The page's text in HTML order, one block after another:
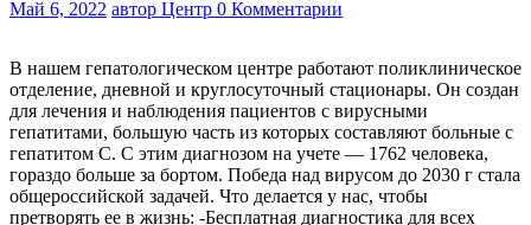
Май 6, 2022 автор Центр 0 Комментарии
В нашем гепатологическом центре работают поликлиническое
отделение, дневной и круглосуточный стационары. Он создан
для лечения и наблюдения пациентов с вирусными
гепатитами, большую часть из которых составляют больные с
гепатитом С. С этим диагнозом на учете — 1762 человека,
гораздо больше за бортом. Победа над вирусом до 2030 г стала
общероссийской задачей. Что делается у нас, чтобы
претворять ее в жизнь: -Бесплатная диагностика для всех